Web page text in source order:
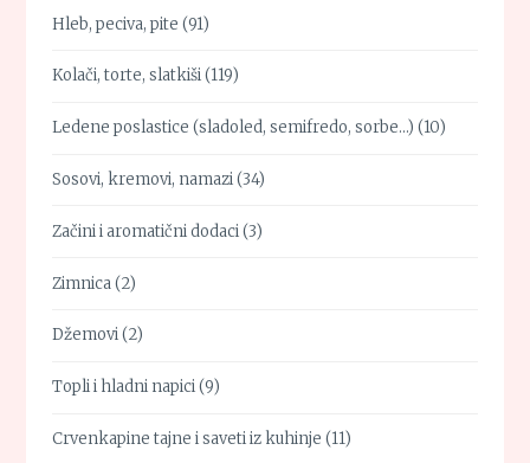
Hleb, peciva, pite (91)
Kolači, torte, slatkiši(119)
Ledene poslastice (sladoled, semifredo, sorbe…) (10)
Sosovi, kremovi, namazi(34)
Začini i aromatični dodaci(3)
Zimnica(2)
Džemovi(2)
Topli i hladni napici(9)
Crvenkapine tajne i saveti iz kuhinje (11)